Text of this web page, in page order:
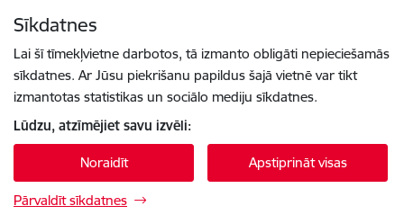
Sīkdatnes
Lai šī tīmekļvietne darbotos, tā izmanto obligāti nepieciešamās
sīkdatnes. Ar Jūsu piekrišanu papildus šajā vietnē var tikt
izmantotas statistikas un sociālo mediju sīkdatnes.
Lūdzu, atzīmējiet savu izvēli:
Noraidīt Apstiprināt visas
Pārvaldīt sīkdatnes